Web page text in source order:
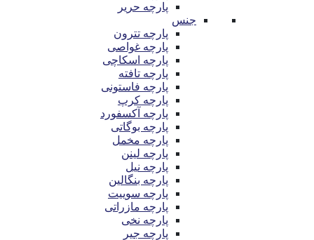
پارچه حریر
جنس
پارچه تترون
پارچه غواصی
پارچه اسکاچی
پارچه تافته
پارچه فاستونی
پارچه کرپ
پارچه آکسفورد
پارچه بوگاتی
پارچه مخمل
پارچه لینن
پارچه نیل
پارچه بنگالین
پارچه سوییت
پارچه مازراتی
پارچه نخی
پارچه جیر